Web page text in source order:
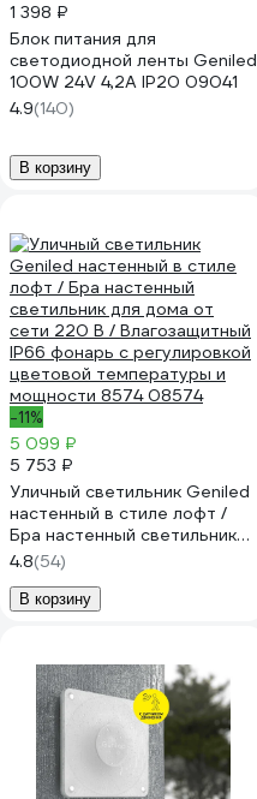
1 398 ₽
Блок питания для
светодиодной ленты Geniled
100W 24V 4,2А IP20 09041
4.9(140)
В корзину
-11%
5 099 ₽
5 753 ₽
Уличный светильник Geniled
настенный в стиле лофт /
Бра настенный светильник
для дома от сети 220 В /
Влагозащитный IP66 фонарь
с регулировкой цветовой
4.8(54)
В корзину